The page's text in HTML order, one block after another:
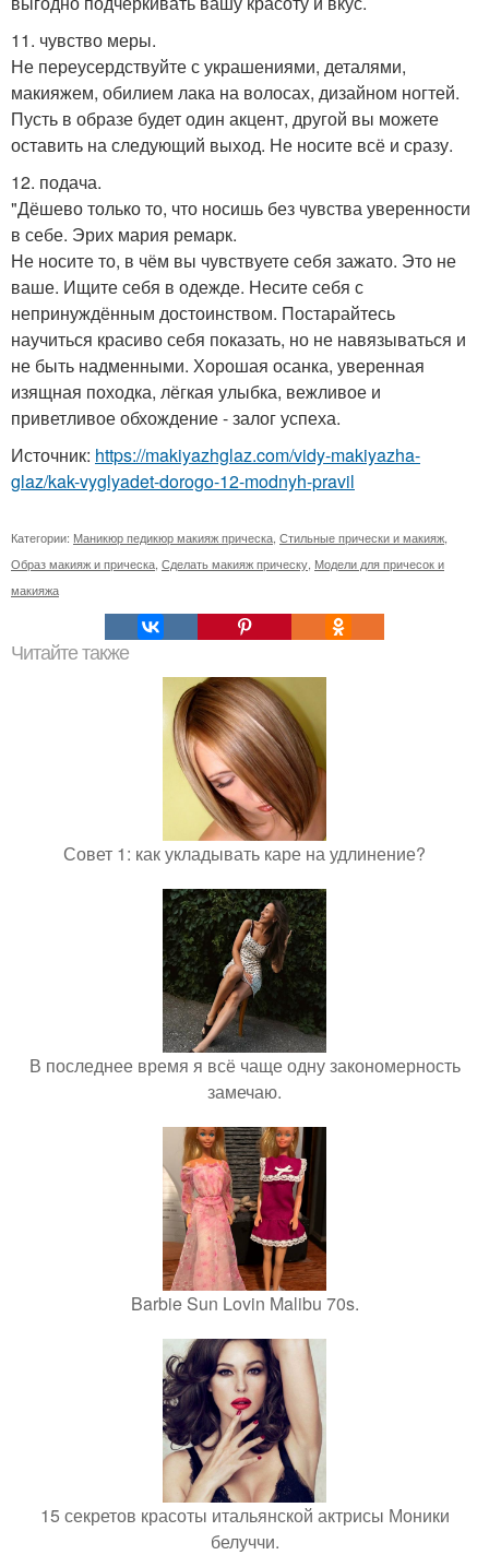
11. чувство меры.
Не переусердствуйте с украшениями, деталями,
макияжем, обилием лака на волосах, дизайном ногтей.
Пусть в образе будет один акцент, другой вы можете
оставить на следующий выход. Не носите всё и сразу.
12. подача.
"Дёшево только то, что носишь без чувства уверенности
в себе. Эрих мария ремарк.
Не носите то, в чём вы чувствуете себя зажато. Это не
ваше. Ищите себя в одежде. Несите себя с
непринуждённым достоинством. Постарайтесь
научиться красиво себя показать, но не навязываться и
не быть надменными. Хорошая осанка, уверенная
изящная походка, лёгкая улыбка, вежливое и
приветливое обхождение - залог успеха.
Источник: https://makiyazhglaz.com/vidy-makiyazha-
glaz/kak-vyglyadet-dorogo-12-modnyh-pravil
Категории: Маникюр педикюр макияж прическа Стильные прически и макияж
Образ макияж и прическа Сделать макияж прическу Модели для причесок и
макияжа
Читайте также
Совет 1: как укладывать каре на удлинение?
В последнее время я всё чаще одну закономерность
замечаю.
Barbie Sun Lovin Malibu 70s.
15 секретов красоты итальянской актрисы Моники
белуччи.